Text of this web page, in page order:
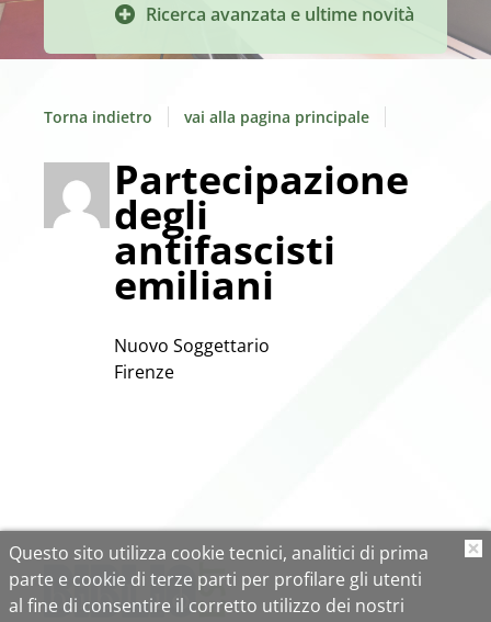
Ricerca avanzata e ultime novità
Torna indietro vai alla pagina principale
Partecipazione
degli
antifascisti
emiliani
Nuovo Soggettario
Firenze
Questo sito utilizza cookie tecnici, analitici di prima
parte e cookie di terze parti per profilare gli utenti
al fine di consentire il corretto utilizzo dei nostri